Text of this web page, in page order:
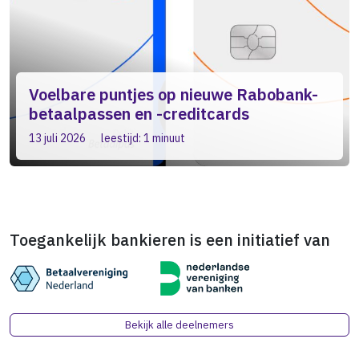
Voelbare puntjes op nieuwe Rabobank-
betaalpassen en -creditcards
13 juli 2026 leestijd: 1 minuut
Toegankelijk bankieren is een initiatief van
Bekijk alle deelnemers